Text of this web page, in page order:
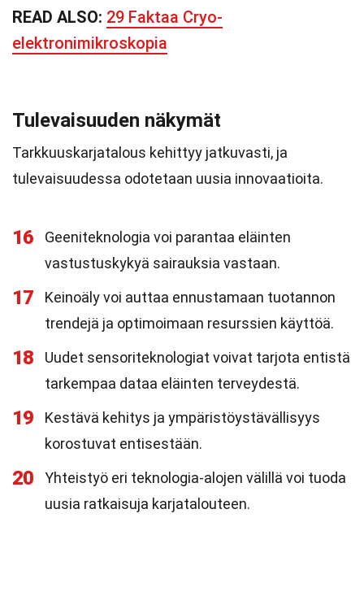
READ ALSO: 29 Faktaa Cryo-
elektronimikroskopia
Tulevaisuuden näkymät
Tarkkuuskarjatalous kehittyy jatkuvasti, ja
tulevaisuudessa odotetaan uusia innovaatioita.
16
Geeniteknologia voi parantaa eläinten
vastustuskykyä sairauksia vastaan.
17
Keinoäly voi auttaa ennustamaan tuotannon
trendejä ja optimoimaan resurssien käyttöä.
18
Uudet sensoriteknologiat voivat tarjota entistä
tarkempaa dataa eläinten terveydestä.
19
Kestävä kehitys ja ympäristöystävällisyys
korostuvat entisestään.
20
Yhteistyö eri teknologia-alojen välillä voi tuoda
uusia ratkaisuja karjatalouteen.